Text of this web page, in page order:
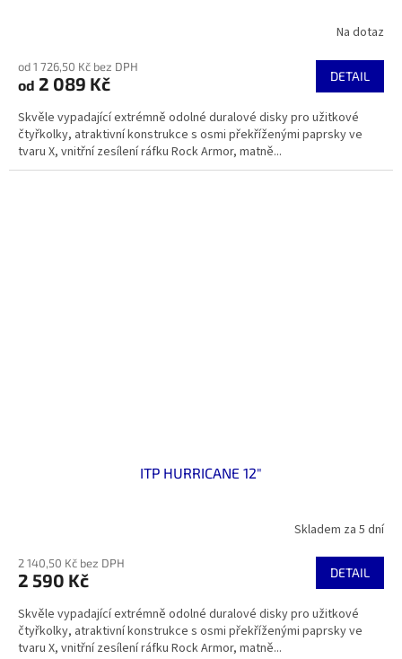
Na dotaz
od 1 726,50 Kč bez DPH
od 2 089 Kč DETAIL
Skvěle vypadající extrémně odolné duralové disky pro užitkové
čtyřkolky, atraktivní konstrukce s osmi překříženými paprsky ve
tvaru X, vnitřní zesílení ráfku Rock Armor, matně...
ITP HURRICANE 12"
Skladem za 5 dní
2 140,50 Kč bez DPH
2 590 Kč DETAIL
Skvěle vypadající extrémně odolné duralové disky pro užitkové
čtyřkolky, atraktivní konstrukce s osmi překříženými paprsky ve
tvaru X, vnitřní zesílení ráfku Rock Armor, matně...